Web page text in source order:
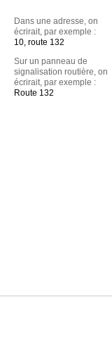
Dans une adresse, on
écrirait, par exemple :
10, route 132
Sur un panneau de
signalisation routière, on
écrirait, par exemple :
Route 132